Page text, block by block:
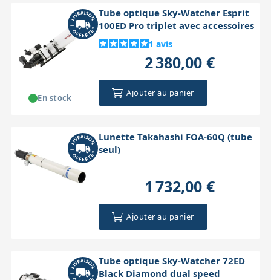
Tube optique Sky-Watcher Esprit
100ED Pro triplet avec accessoires
1 avis
2 380,00 €
Ajouter au panier
En stock
Lunette Takahashi FOA-60Q (tube
seul)
1 732,00 €
Ajouter au panier
Tube optique Sky-Watcher 72ED
Black Diamond dual speed